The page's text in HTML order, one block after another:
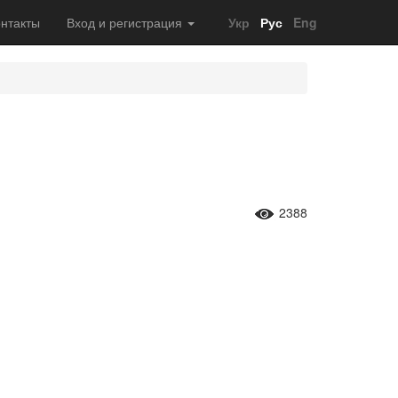
Вход и регистрация Укр Рус Eng
2388